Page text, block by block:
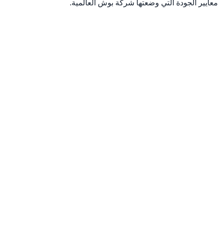
معايير الجودة التي وضعتها شركة بوش العالمية.